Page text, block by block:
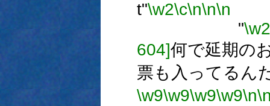
t"\w2\c\n\n\n
"\w2
604]何で延期の
票も入ってるん
\w9\w9\w9\w9\n